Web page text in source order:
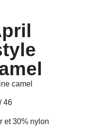
camel
46
et 30% nylon